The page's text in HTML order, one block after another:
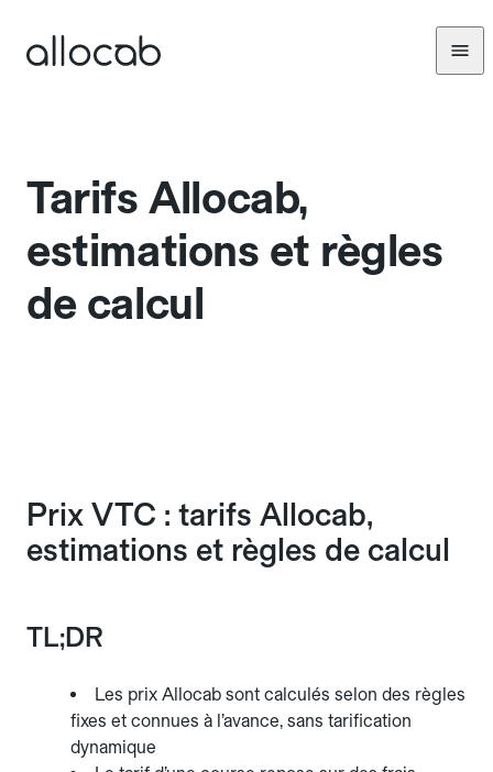
Tarifs Allocab,
estimations et règles
de calcul
Prix VTC : tarifs Allocab,
estimations et règles de calcul
TL;DR
Les prix Allocab sont calculés selon des règles
fixes et connues à l’avance, sans tarification
dynamique